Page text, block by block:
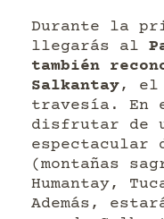
Durante la
llegarás al
también
Salkantay, el
travesía. En
disfrutar de
espectacular
(montañas
Humantay,
Además,